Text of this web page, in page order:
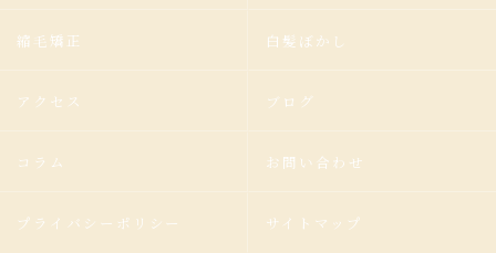
縮毛矯正 白髪ぼかし
アクセス ブログ
コラム お問い合わせ
プライバシーポリシー サイトマップ